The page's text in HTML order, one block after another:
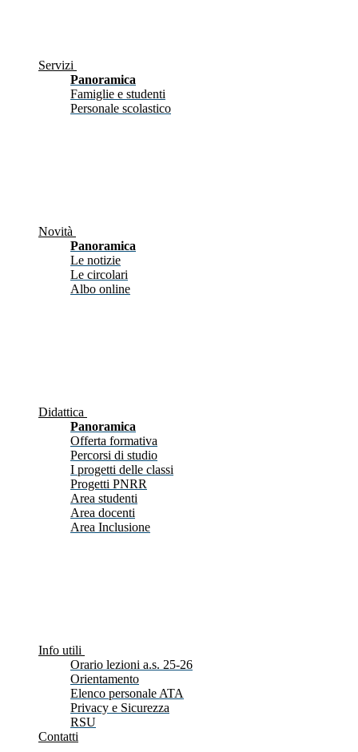
Servizi
Panoramica
Famiglie e studenti
Personale scolastico
Novità
Panoramica
Le notizie
Le circolari
Albo online
Didattica
Panoramica
Offerta formativa
Percorsi di studio
I progetti delle classi
Progetti PNRR
Area studenti
Area docenti
Area Inclusione
Info utili
Orario lezioni a.s. 25-26
Orientamento
Elenco personale ATA
Privacy e Sicurezza
RSU
Contatti